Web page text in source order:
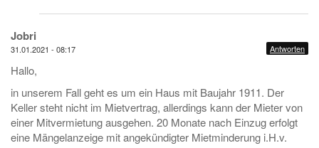
Jobri
31.01.2021 - 08:17 Antworten
Hallo,
in unserem Fall geht es um ein Haus mit Baujahr 1911. Der
Keller steht nicht im Mietvertrag, allerdings kann der Mieter von
einer Mitvermietung ausgehen. 20 Monate nach Einzug erfolgt
eine Mängelanzeige mit angekündigter Mietminderung i.H.v.